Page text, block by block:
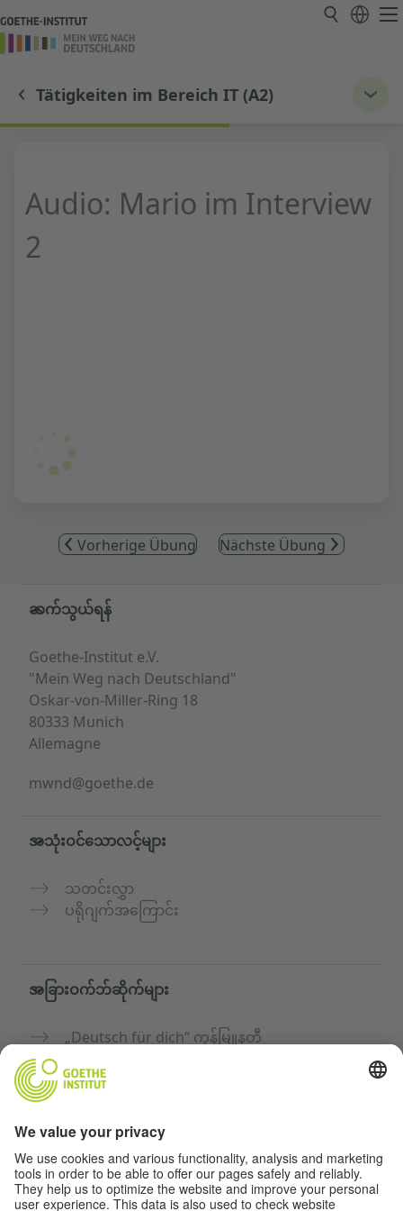
Tätigkeiten im Bereich IT (A2)
Audio: Mario im Interview
2
Vorherige Übung Nächste Übung
Service- und Informationsbereich
ဆက်သွယ်ရန်
Goethe-Institut e.V.
"Mein Weg nach Deutschland"
Oskar-von-Miller-Ring 18
80333 Munich
Allemagne
mwnd@goethe.de
အသုံးဝင်သောလင့်များ
သတင်းလွှာ
ပရိုဂျက်အကြောင်း
အခြားဝက်ဘ်ဆိုက်များ
„Deutsch für dich“ ကွန်မြူနတီ
Goethe-Institut ၏ ဂျာမန်ဘာသာသင်တန်းများ
ကိုယ်ရေးအချက်အလက်နှင့် ဝင်ရောက်နိုင်မှု